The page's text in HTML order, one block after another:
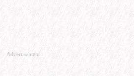
Advertisement